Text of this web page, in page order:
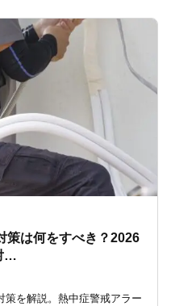
策は何をすべき？2026
…
策を解説。熱中症警戒アラー